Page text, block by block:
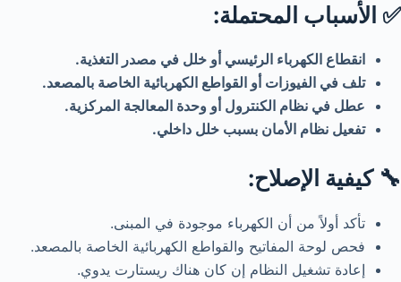
✅ الأسباب المحتملة:
انقطاع الكهرباء الرئيسي أو خلل في مصدر التغذية.
تلف في الفيوزات أو القواطع الكهربائية الخاصة بالمصعد.
عطل في نظام الكنترول أو وحدة المعالجة المركزية.
تفعيل نظام الأمان بسبب خلل داخلي.
🔧 كيفية الإصلاح:
تأكد أولاً من أن الكهرباء موجودة في المبنى.
فحص لوحة المفاتيح والقواطع الكهربائية الخاصة بالمصعد.
إعادة تشغيل النظام إن كان هناك ريستارت يدوي.